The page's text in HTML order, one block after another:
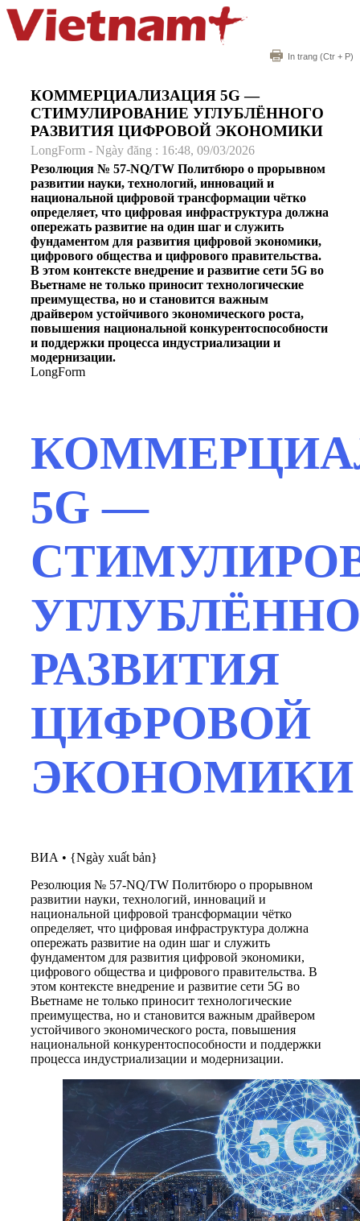
In trang (Ctr + P)
КОММЕРЦИАЛИЗАЦИЯ 5G —
СТИМУЛИРОВАНИЕ УГЛУБЛЁННОГО
РАЗВИТИЯ ЦИФРОВОЙ ЭКОНОМИКИ
LongForm - Ngày đăng : 16:48, 09/03/2026
Резолюция № 57-NQ/TW Политбюро о прорывном
развитии науки, технологий, инноваций и
национальной цифровой трансформации чётко
определяет, что цифровая инфраструктура должна
опережать развитие на один шаг и служить
фундаментом для развития цифровой экономики,
цифрового общества и цифрового правительства.
В этом контексте внедрение и развитие сети 5G во
Вьетнаме не только приносит технологические
преимущества, но и становится важным
драйвером устойчивого экономического роста,
повышения национальной конкурентоспособности
и поддержки процесса индустриализации и
модернизации.
LongForm
5G —
РАЗВИТИЯ
ЦИФРОВОЙ
ЭКОНОМИКИ
ВИА • {Ngày xuất bản}
Резолюция № 57-NQ/TW Политбюро о прорывном
развитии науки, технологий, инноваций и
национальной цифровой трансформации чётко
определяет, что цифровая инфраструктура должна
опережать развитие на один шаг и служить
фундаментом для развития цифровой экономики,
цифрового общества и цифрового правительства. В
этом контексте внедрение и развитие сети 5G во
Вьетнаме не только приносит технологические
преимущества, но и становится важным драйвером
устойчивого экономического роста, повышения
национальной конкурентоспособности и поддержки
процесса индустриализации и модернизации.